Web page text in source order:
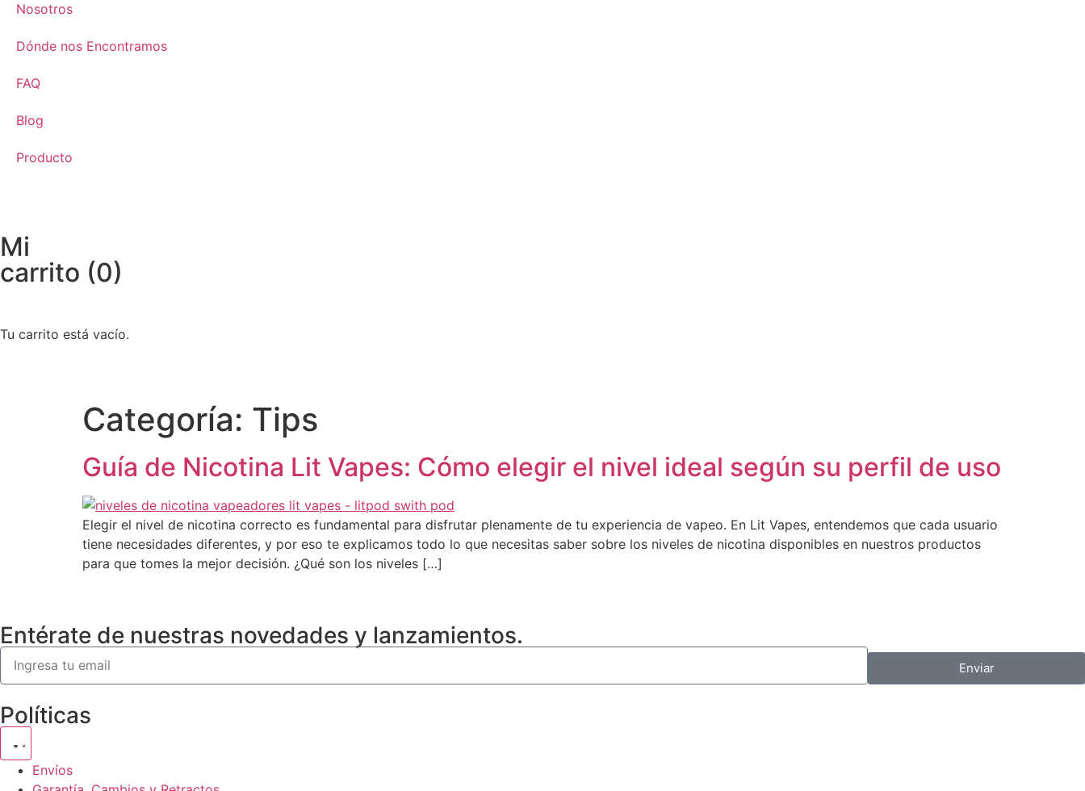
Nosotros
Dónde nos Encontramos
FAQ
Blog
Producto
Mi
carrito (0)
Tu carrito está vacío.
Categoría: Tips
Guía de Nicotina Lit Vapes: Cómo elegir el nivel ideal según su perfil de uso
Elegir el nivel de nicotina correcto es fundamental para disfrutar plenamente de tu experiencia de vapeo. En Lit Vapes, entendemos que cada usuario
tiene necesidades diferentes, y por eso te explicamos todo lo que necesitas saber sobre los niveles de nicotina disponibles en nuestros productos
para que tomes la mejor decisión. ¿Qué son los niveles […]
Entérate de nuestras novedades y lanzamientos.
Enviar
Políticas
Envíos